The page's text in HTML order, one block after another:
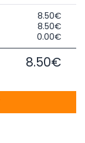
8.50€
8.50€
0.00€
8.50€